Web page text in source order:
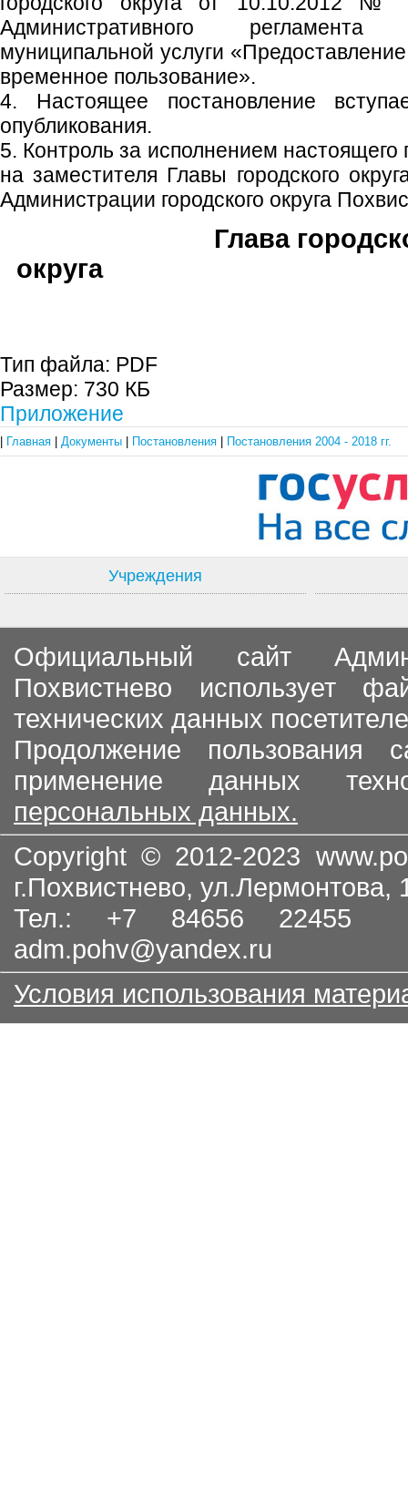
Административного
муниципальной услуги
временное пользование».
4. Настоящее постановление
опубликования.
5. Контроль за исполнением настоящего
на заместителя Главы городского
Администрации городского округа
Глава
округа В.М.
Тип файла: PDF
Размер: 730 КБ
Приложение
Главная Документы Постановления Постановления 2004 - 2018 гг.
Учреждения
Официальный сайт
Похвистнево использует
технических данных
Продолжение пользования
применение данных
персональных данных.
Copyright © 2012-2023
г.Похвистнево, ул.Лермонтова,
Тел.: +7 84656
adm.pohv@yandex.ru
Условия использования